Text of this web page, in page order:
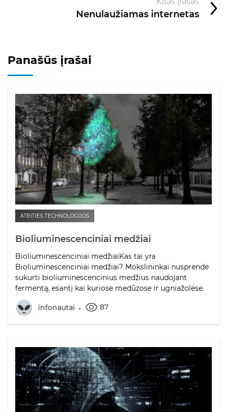
Nenulaužiamas internetas
Panašūs įrašai
ATEITIES TECHNOLOGIJOS
Bioliuminescenciniai medžiai
Bioliuminescenciniai medžiaiKas tai yra
Bioliuminescenciniai medžiai? Mokslininkai nusprendė
sukurti bioliuminescencinius medžius naudojant
fermentą, esantį kai kuriose medūzose ir ugniažolėse.
infonautai 87